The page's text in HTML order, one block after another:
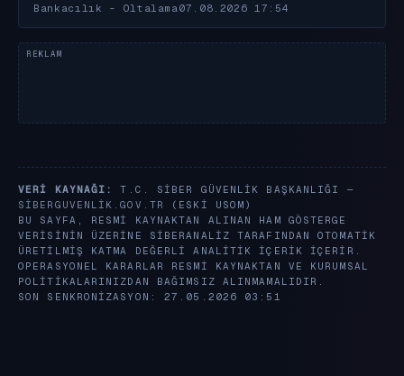
Bankacılık - Oltalama 07.08.2026 17:54
VERI KAYNAĞI:
T.C. SIBER GÜVENLIK BAŞKANLIĞI —
SIBERGUVENLIK.GOV.TR
(ESKI USOM)
BU SAYFA, RESMI KAYNAKTAN ALINAN HAM GÖSTERGE
VERISININ ÜZERINE SIBERANALIZ TARAFINDAN OTOMATIK
ÜRETILMIŞ KATMA DEĞERLI ANALITIK IÇERIK IÇERIR.
OPERASYONEL KARARLAR RESMI KAYNAKTAN VE KURUMSAL
POLITIKALARINIZDAN BAĞIMSIZ ALINMAMALIDIR.
SON SENKRONIZASYON: 27.05.2026 03:51